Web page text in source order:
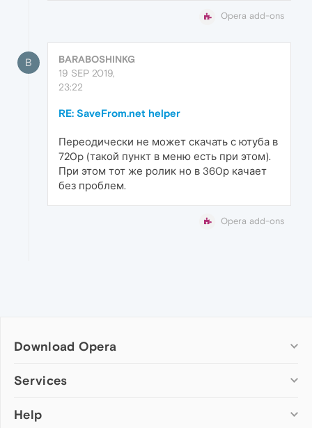
Opera add-ons
B
BARABOSHINKG
19 SEP 2019,
23:22
RE: SaveFrom.net helper
Переодически не может скачать с ютуба в
720p (такой пункт в меню есть при этом).
При этом тот же ролик но в 360р качает
без проблем.
Opera add-ons
Download Opera
Computer browsers
Opera for Mac
Services
Add-ons
Help